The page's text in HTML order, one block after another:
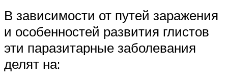
В зависимости от путей заражения
и особенностей развития глистов
эти паразитарные заболевания
делят на: